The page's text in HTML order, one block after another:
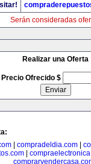
Serán consideradas
Realizar una Oferta
Precio Ofrecido $
| compradeldia.com|
|